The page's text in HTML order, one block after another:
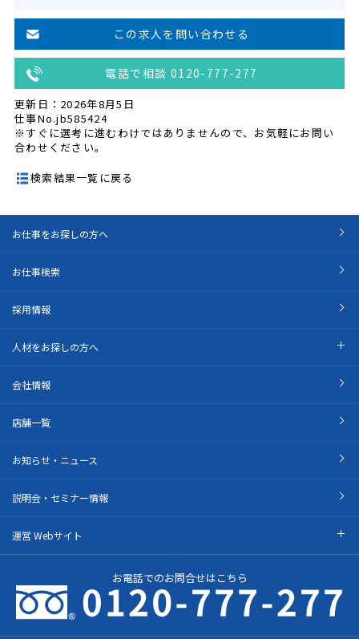
この求人を問い合わせる
電話で相談 0120-777-277
更新日：2026年8月5日
仕事No.jb585424
※すぐに選考に進むわけではありませんので、お気軽にお問い
合わせください。
検索結果一覧に戻る
お仕事をお探しの方へ
お仕事検索
採用情報
人材をお探しの方へ
会社情報
店舗一覧
お知らせ・ニュース
説明会・セミナー情報
運営 Webサイト
お電話でのお問合せはこちら